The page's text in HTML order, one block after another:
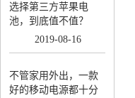
选择第三方苹果电
池，到底值不值？
2019-08-16
不管家用外出，一款
好的移动电源都十分